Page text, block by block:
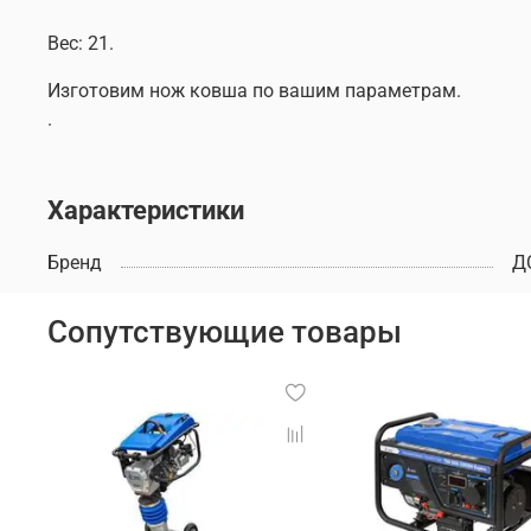
Вес: 21.
Изготовим нож ковша по вашим параметрам.
.
Характеристики
Бренд
Сопутствующие товары